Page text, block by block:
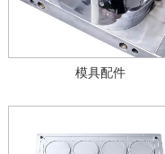
模具配件